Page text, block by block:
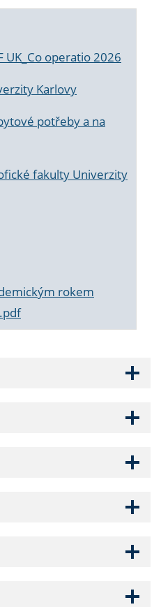
operatio 2026
Karlovy
potřeby a na
fakulty Univerzity
rokem